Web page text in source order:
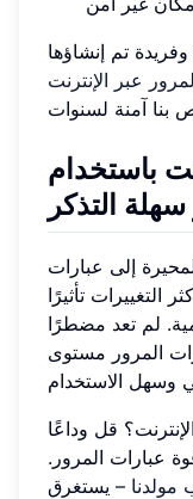
تم إنشاؤها
عبر الإنترنت
باستخدام
التذكر
إلى عبارات
التغييرات تأثيرًا
لم تعد مضطرًا
المرور مستوى
قل وداعًا
عبارات المرور.
– يستغرق